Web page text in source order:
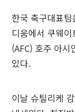
한국 축구대표
디움에서 쿠웨
(AFC) 호주 아시
있다.
이날 슈틸리케